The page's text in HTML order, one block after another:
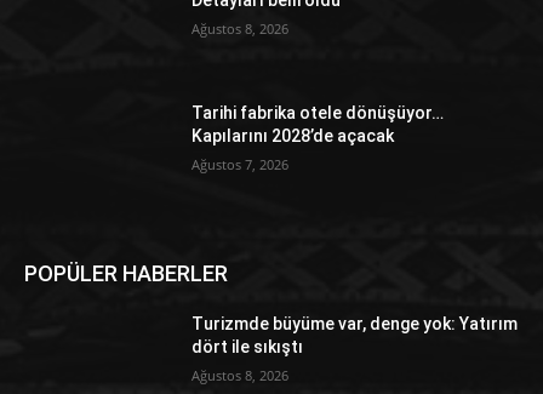
Ağustos 8, 2026
Tarihi fabrika otele dönüşüyor…
Kapılarını 2028’de açacak
Ağustos 7, 2026
POPÜLER HABERLER
Turizmde büyüme var, denge yok: Yatırım
dört ile sıkıştı
Ağustos 8, 2026